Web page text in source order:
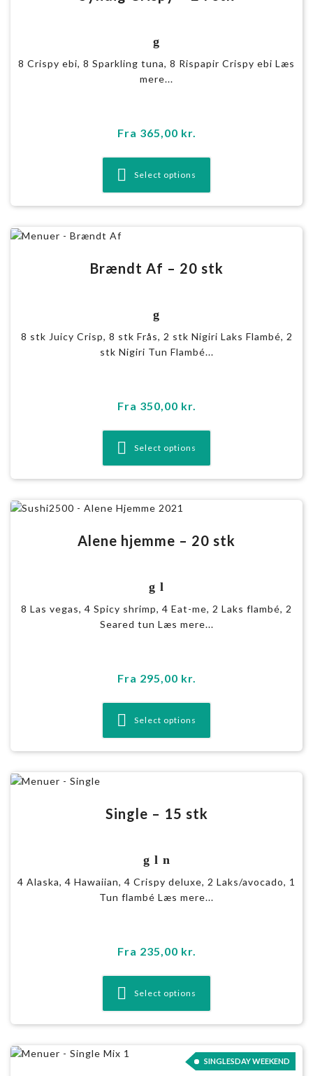
g
8 Crispy ebi, 8 Sparkling tuna, 8 Rispapir Crispy ebi Læs
mere...
Fra 365,00 kr.
Select options
Brændt Af – 20 stk
g
8 stk Juicy Crisp, 8 stk Frås, 2 stk Nigiri Laks Flambé, 2
stk Nigiri Tun Flambé...
Fra 350,00 kr.
Select options
Alene hjemme – 20 stk
g l
8 Las vegas, 4 Spicy shrimp, 4 Eat-me, 2 Laks flambé, 2
Seared tun Læs mere...
Fra 295,00 kr.
Select options
Single – 15 stk
g l n
4 Alaska, 4 Hawaiian, 4 Crispy deluxe, 2 Laks/avocado, 1
Tun flambé Læs mere...
Fra 235,00 kr.
Select options
SINGLESDAY WEEKEND